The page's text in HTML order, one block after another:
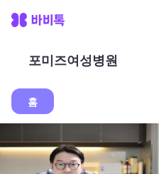
포미즈여성병원
홈